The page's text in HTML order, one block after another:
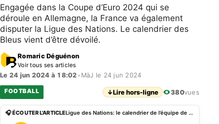
Engagée dans la Coupe d’Euro 2024 qui se
déroule en Allemagne, la France va également
disputer la Ligue des Nations. Le calendrier des
Bleus vient d’être dévoilé.
Romaric Déguénon
Voir tous ses articles
Le 24 jun 2024 à 18:02 • MàJ le 24 jun 2024
FOOTBALL ↓Lire hors-ligne 380vues
🎧 ÉCOUTER L'ARTICLE Ligue des Nations: le calendrier de l’équipe de France